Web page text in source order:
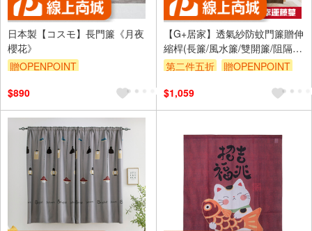
日本製【コスモ】長門簾《月夜
櫻花》
贈OPENPOINT
$890
【G+居家】透氣紗防蚊門簾贈伸
縮桿(長簾/風水簾/雙開簾/阻隔
簾/夏季防蟲門簾/加密網紗門簾/
第二件五折
贈OPENPOINT
$1,059